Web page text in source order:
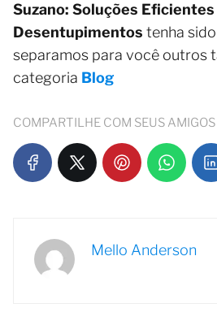
Suzano: Soluções Eficientes
Desentupimentos tenha
separamos para você outros
categoria Blog
COMPARTILHE COM SEUS AMIGOS
Mello Anderson